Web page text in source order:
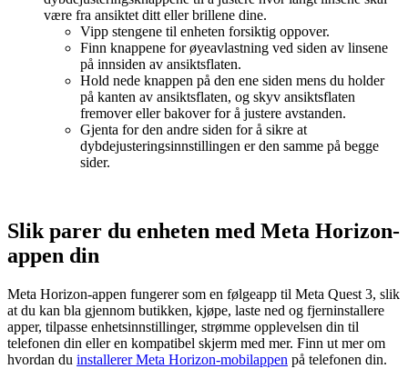
være fra ansiktet ditt eller brillene dine.
Vipp stengene til enheten forsiktig oppover.
Finn knappene for øyeavlastning ved siden av linsene
på innsiden av ansiktsflaten.
Hold nede knappen på den ene siden mens du holder
på kanten av ansiktsflaten, og skyv ansiktsflaten
fremover eller bakover for å justere avstanden.
Gjenta for den andre siden for å sikre at
dybdejusteringsinnstillingen er den samme på begge
sider.
Slik parer du enheten med Meta Horizon-
appen din
Meta Horizon-appen fungerer som en følgeapp til Meta Quest 3, slik
at du kan bla gjennom butikken, kjøpe, laste ned og fjerninstallere
apper, tilpasse enhetsinnstillinger, strømme opplevelsen din til
telefonen din eller en kompatibel skjerm med mer. Finn ut mer om
hvordan du installerer Meta Horizon-mobilappen på telefonen din.